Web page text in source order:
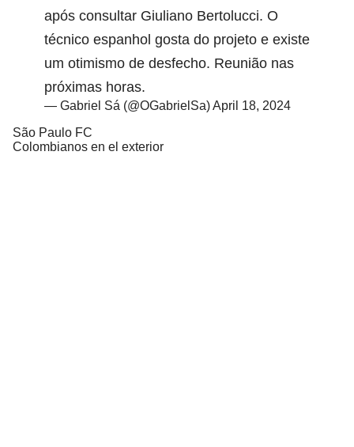
após consultar Giuliano Bertolucci. O
técnico espanhol gosta do projeto e existe
um otimismo de desfecho. Reunião nas
próximas horas.
— Gabriel Sá (@OGabrielSa)April 18, 2024
São Paulo FC
Colombianos en el exterior